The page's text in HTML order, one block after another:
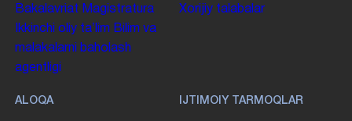
Bakalavriat Magistratura
Ikkinchi oliy taʼlim Bilim va
malakalarni baholash
agentligi
Xorijiy talabalar
ALOQA IJTIMOIY TARMOQLAR